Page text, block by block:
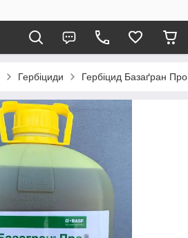
Гербіциди Гербіцид Базаґран